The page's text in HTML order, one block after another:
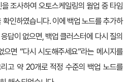
조사하여 오토스케일링의 웜업 중 타임
인하였습니다. 이에 백업 노드를 추가하
답이 없으면, 백업 클러스터에 다시 질의
면 “다시 시도해주세요”라는 메시지를
고 약 20개로 적정 수준의 백업 노드를